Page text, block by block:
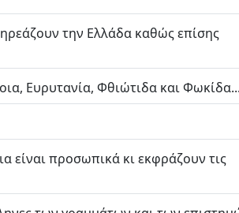
την Ελλάδα καθώς επίσης
Ευρυτανία, Φθιώτιδα και
είναι προσωπικά κι εκφράζουν τις